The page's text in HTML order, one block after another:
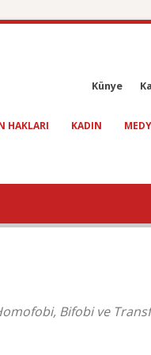
Künye
HAKLARI KADIN
Bifobi ve